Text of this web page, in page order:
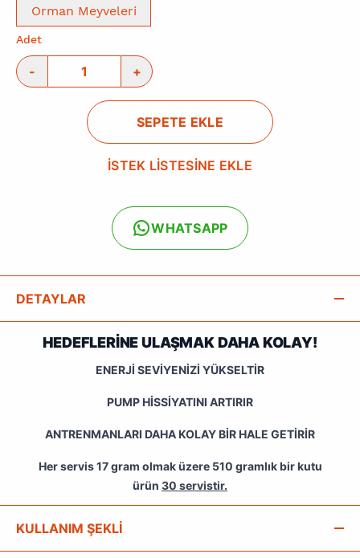
Orman Meyveleri
Adet
- +
SEPETE EKLE
İSTEK LİSTESİNE EKLE
WHATSAPP
DETAYLAR
HEDEFLERİNE ULAŞMAK DAHA KOLAY!
ENERJİ SEVİYENİZİ YÜKSELTİR
PUMP HİSSİYATINI ARTIRIR
ANTRENMANLARI DAHA KOLAY BİR HALE GETİRİR
Her servis 17 gram olmak üzere 510 gramlık bir kutu
ürün 30 servistir.
KULLANIM ŞEKLİ